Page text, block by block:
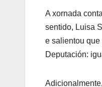
A xornada
sentido, Luisa
e salientou que
Deputación: